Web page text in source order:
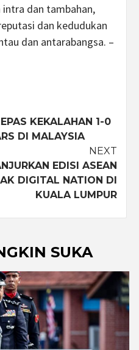
dan tambahan,
dan kedudukan
dan antarabangsa. –
KEKALAHAN 1-0
DI MALAYSIA
NEXT
EDISI ASEAN
DIGITAL NATION DI
KUALA LUMPUR
SUKA